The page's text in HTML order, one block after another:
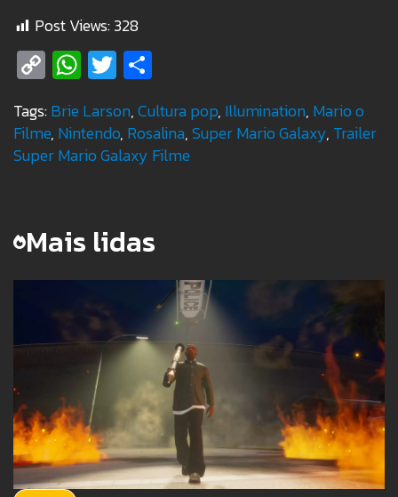
Post Views:328
Copy
Link
WhatsApp
Twitter
Tags:Brie Larson,Cultura pop, Illumination, Mario o
Filme, Nintendo, Rosalina,Super Mario Galaxy, Trailer
Super Mario Galaxy Filme
Mais lidas